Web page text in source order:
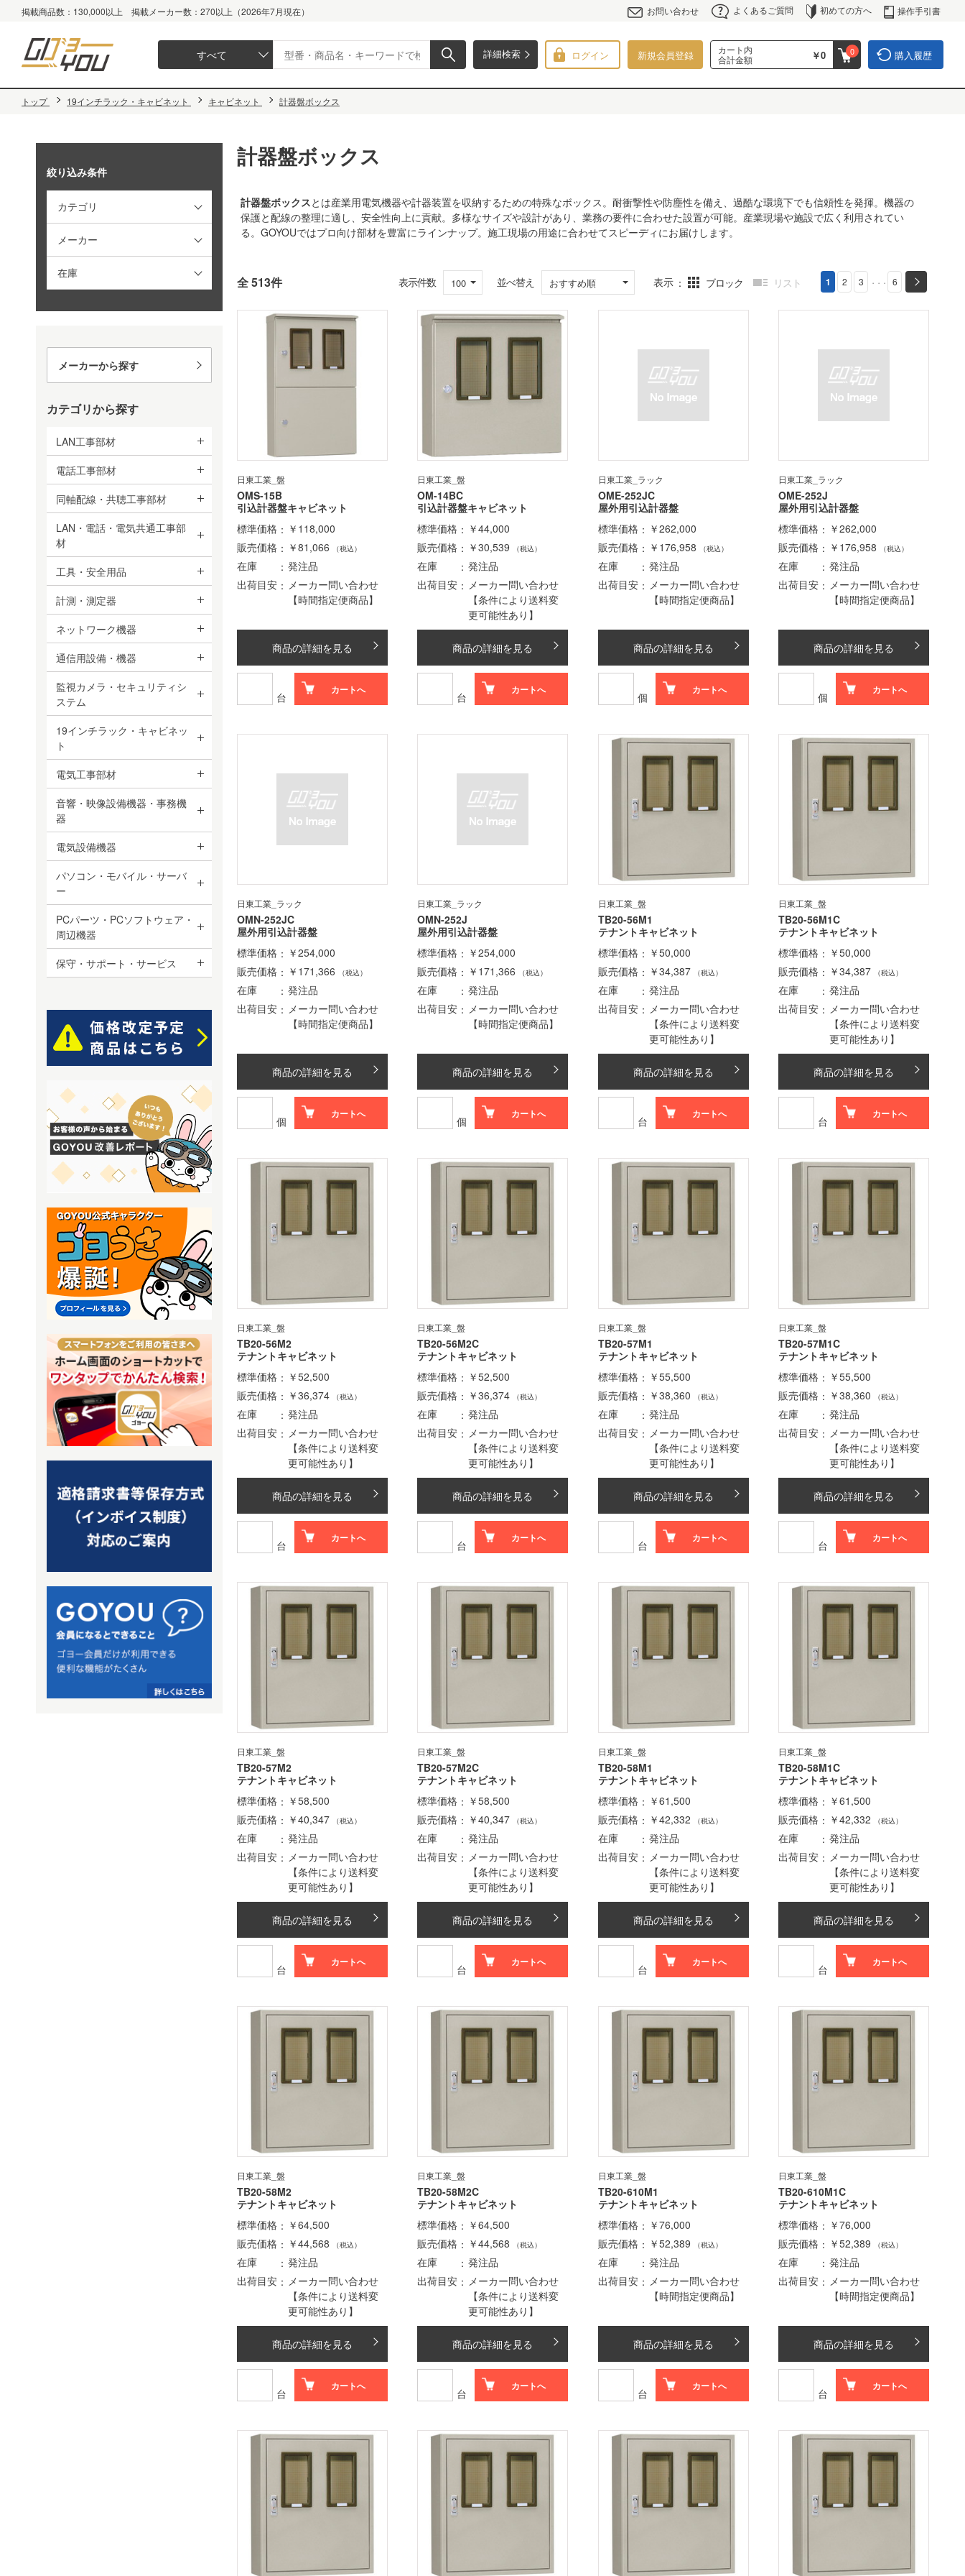
掲載商品数：130,000以上 掲載メーカー数：270以上（2026年7月現在） お問い合わせ よくあるご質問 初めての方へ 操作手引書
詳細検索
すべて ログイン 新規会員登録
カート内
合計金額
￥0 0 購入履歴
トップ 19インチラック・キャビネット キャビネット 計器盤ボックス
計器盤ボックス
計器盤ボックスとは産業用電気機器や計器装置を収納するための特殊なボックス。耐衝撃性や防塵性を備え、過酷な環境下でも信頼性を発揮。機器の
保護と配線の整理に適し、安全性向上に貢献。多様なサイズや設計があり、業務の要件に合わせた設置が可能。産業現場や施設で広く利用されてい
る。GOYOUではプロ向け部材を豊富にラインナップ。施工現場の用途に合わせてスピーディにお届けします。
表示件数 100 並べ替え おすすめ順 表示 ブロック リスト
全 513件 1 2 3 ・・・ 6
日東工業_盤
OMS-15B
引込計器盤キャビネット
標準価格
￥118,000
販売価格
￥81,066 （税込）
在庫
発注品
出荷目安
メーカー問い合わせ
【時間指定便商品】
商品の詳細を見る
台
カートへ
日東工業_盤
OM-14BC
引込計器盤キャビネット
標準価格
￥44,000
販売価格
￥30,539 （税込）
在庫
発注品
出荷目安
メーカー問い合わせ
【条件により送料変
更可能性あり】
商品の詳細を見る
台
カートへ
日東工業_ラック
OME-252JC
屋外用引込計器盤
標準価格
￥262,000
販売価格
￥176,958 （税込）
在庫
発注品
出荷目安
メーカー問い合わせ
【時間指定便商品】
商品の詳細を見る
個
カートへ
日東工業_ラック
OME-252J
屋外用引込計器盤
標準価格
￥262,000
販売価格
￥176,958 （税込）
在庫
発注品
出荷目安
メーカー問い合わせ
【時間指定便商品】
商品の詳細を見る
個
カートへ
日東工業_ラック
OMN-252JC
屋外用引込計器盤
標準価格
￥254,000
販売価格
￥171,366 （税込）
在庫
発注品
出荷目安
メーカー問い合わせ
【時間指定便商品】
商品の詳細を見る
個
カートへ
日東工業_ラック
OMN-252J
屋外用引込計器盤
標準価格
￥254,000
販売価格
￥171,366 （税込）
在庫
発注品
出荷目安
メーカー問い合わせ
【時間指定便商品】
商品の詳細を見る
個
カートへ
日東工業_盤
TB20-56M1
テナントキャビネット
標準価格
￥50,000
販売価格
￥34,387 （税込）
在庫
発注品
出荷目安
メーカー問い合わせ
【条件により送料変
更可能性あり】
商品の詳細を見る
台
カートへ
日東工業_盤
TB20-56M1C
テナントキャビネット
標準価格
￥50,000
販売価格
￥34,387 （税込）
在庫
発注品
出荷目安
メーカー問い合わせ
【条件により送料変
更可能性あり】
商品の詳細を見る
台
カートへ
日東工業_盤
TB20-56M2
テナントキャビネット
標準価格
￥52,500
販売価格
￥36,374 （税込）
在庫
発注品
出荷目安
メーカー問い合わせ
【条件により送料変
更可能性あり】
商品の詳細を見る
台
カートへ
日東工業_盤
TB20-56M2C
テナントキャビネット
標準価格
￥52,500
販売価格
￥36,374 （税込）
在庫
発注品
出荷目安
メーカー問い合わせ
【条件により送料変
更可能性あり】
商品の詳細を見る
台
カートへ
日東工業_盤
TB20-57M1
テナントキャビネット
標準価格
￥55,500
販売価格
￥38,360 （税込）
在庫
発注品
出荷目安
メーカー問い合わせ
【条件により送料変
更可能性あり】
商品の詳細を見る
台
カートへ
日東工業_盤
TB20-57M1C
テナントキャビネット
標準価格
￥55,500
販売価格
￥38,360 （税込）
在庫
発注品
出荷目安
メーカー問い合わせ
【条件により送料変
更可能性あり】
商品の詳細を見る
台
カートへ
日東工業_盤
TB20-57M2
テナントキャビネット
標準価格
￥58,500
販売価格
￥40,347 （税込）
在庫
発注品
出荷目安
メーカー問い合わせ
【条件により送料変
更可能性あり】
商品の詳細を見る
台
カートへ
日東工業_盤
TB20-57M2C
テナントキャビネット
標準価格
￥58,500
販売価格
￥40,347 （税込）
在庫
発注品
出荷目安
メーカー問い合わせ
【条件により送料変
更可能性あり】
商品の詳細を見る
台
カートへ
日東工業_盤
TB20-58M1
テナントキャビネット
標準価格
￥61,500
販売価格
￥42,332 （税込）
在庫
発注品
出荷目安
メーカー問い合わせ
【条件により送料変
更可能性あり】
商品の詳細を見る
台
カートへ
日東工業_盤
TB20-58M1C
テナントキャビネット
標準価格
￥61,500
販売価格
￥42,332 （税込）
在庫
発注品
出荷目安
メーカー問い合わせ
【条件により送料変
更可能性あり】
商品の詳細を見る
台
カートへ
日東工業_盤
TB20-58M2
テナントキャビネット
標準価格
￥64,500
販売価格
￥44,568 （税込）
在庫
発注品
出荷目安
メーカー問い合わせ
【条件により送料変
更可能性あり】
商品の詳細を見る
台
カートへ
日東工業_盤
TB20-58M2C
テナントキャビネット
標準価格
￥64,500
販売価格
￥44,568 （税込）
在庫
発注品
出荷目安
メーカー問い合わせ
【条件により送料変
更可能性あり】
商品の詳細を見る
台
カートへ
日東工業_盤
TB20-610M1
テナントキャビネット
標準価格
￥76,000
販売価格
￥52,389 （税込）
在庫
発注品
出荷目安
メーカー問い合わせ
【時間指定便商品】
商品の詳細を見る
台
カートへ
日東工業_盤
TB20-610M1C
テナントキャビネット
標準価格
￥76,000
販売価格
￥52,389 （税込）
在庫
発注品
出荷目安
メーカー問い合わせ
【時間指定便商品】
商品の詳細を見る
台
カートへ
絞り込み条件
カテゴリ
メーカー
在庫
メーカーから探す
カテゴリから探す
LAN工事部材
電話工事部材
同軸配線・共聴工事部材
LAN・電話・電気共通工事部
材
工具・安全用品
計測・測定器
ネットワーク機器
通信用設備・機器
監視カメラ・セキュリティシ
ステム
19インチラック・キャビネッ
ト
電気工事部材
音響・映像設備機器・事務機
器
電気設備機器
パソコン・モバイル・サーバ
ー
PCパーツ・PCソフトウェア・
周辺機器
保守・サポート・サービス